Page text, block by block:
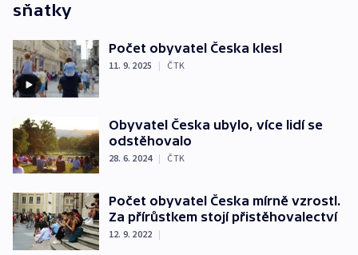
sňatky
Počet obyvatel Česka klesl
11. 9. 2025 | ČTK
Obyvatel Česka ubylo, více lidí se
odstěhovalo
28. 6. 2024 | ČTK
Počet obyvatel Česka mírně vzrostl.
Za přírůstkem stojí přistěhovalectví
12. 9. 2022 |